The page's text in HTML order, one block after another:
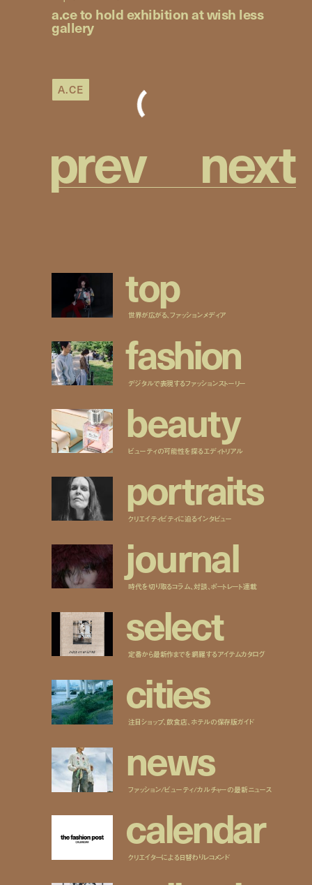
a.ce to hold exhibition at wish less
gallery
A.CE
prev next
top
世界が広がる、ファッションメディア
fashion
デジタルで表現するファッションストーリー
beauty
ビューティの可能性を探るエディトリアル
portraits
クリエイティビティに迫るインタビュー
journal
時代を切り取るコラム、対談、ポートレート連載
select
定番から最新作までを網羅するアイテムカタログ
cities
注目ショップ、飲食店、ホテルの保存版ガイド
news
ファッション/ビューティ/カルチャーの最新ニュース
calendar
クリエイターによる日替わりレコメンド